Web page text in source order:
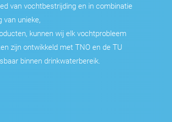
van vochtbestrijding en in combinatie
van unieke,
kunnen wij elk vochtprobleem
zijn ontwikkeld met TNO en de TU
binnen drinkwaterbereik.